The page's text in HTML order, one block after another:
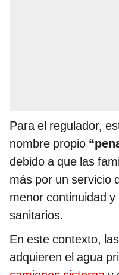
Para el regulador,
nombre propio
debido a que las
más por un servicio
menor continuidad
sanitarios.
En este contexto,
adquieren el agua